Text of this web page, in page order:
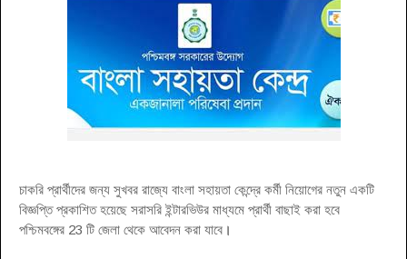
চাকরি প্রার্থীদের জন্য সুখবর রাজ্যে বাংলা সহায়তা কেন্দ্রে কর্মী নিয়োগের নতুন একটি
বিজ্ঞপ্তি প্রকাশিত হয়েছে সরাসরি ইন্টারভিউর মাধ্যমে প্রার্থী বাছাই করা হবে
পশ্চিমবঙ্গের 23 টি জেলা থেকে আবেদন করা যাবে ।